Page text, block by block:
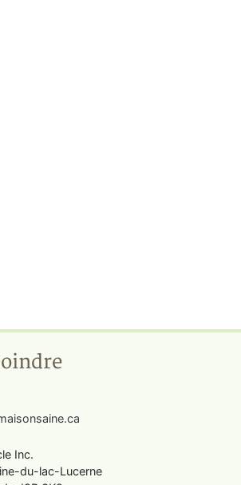
Inc.
du-lac-Lucerne